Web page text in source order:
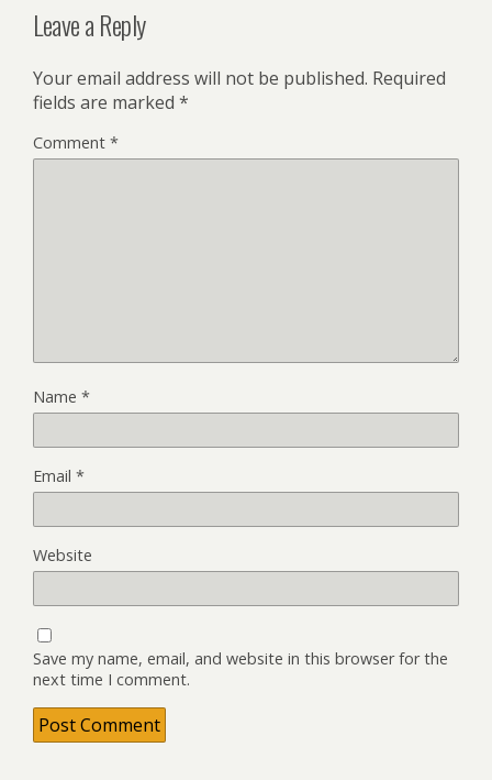
Leave a Reply
Your email address will not be published. Required
fields are marked *
Comment *
Name *
Email *
Website
Save my name, email, and website in this browser for the
next time I comment.